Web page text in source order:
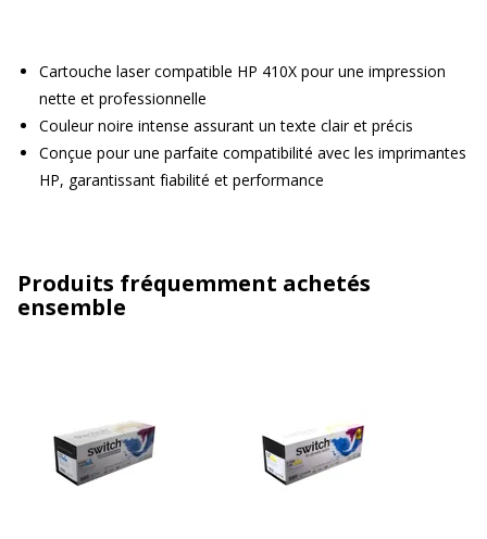
Cartouche laser compatible HP 410X pour une impression
nette et professionnelle
Couleur noire intense assurant un texte clair et précis
Conçue pour une parfaite compatibilité avec les imprimantes
HP, garantissant fiabilité et performance
Produits fréquemment achetés
ensemble